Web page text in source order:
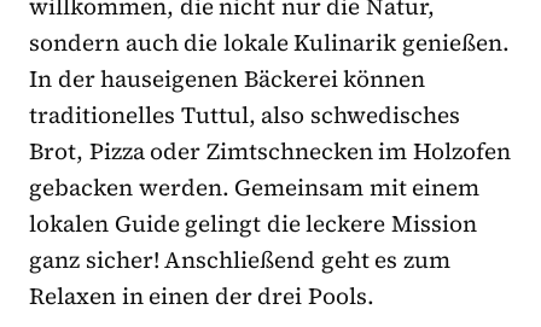
sondern auch die lokale Kulinarik genießen.
In der hauseigenen Bäckerei können
traditionelles Tuttul, also schwedisches
Brot, Pizza oder Zimtschnecken im Holzofen
gebacken werden. Gemeinsam mit einem
lokalen Guide gelingt die leckere Mission
ganz sicher! Anschließend geht es zum
Relaxen in einen der drei Pools.